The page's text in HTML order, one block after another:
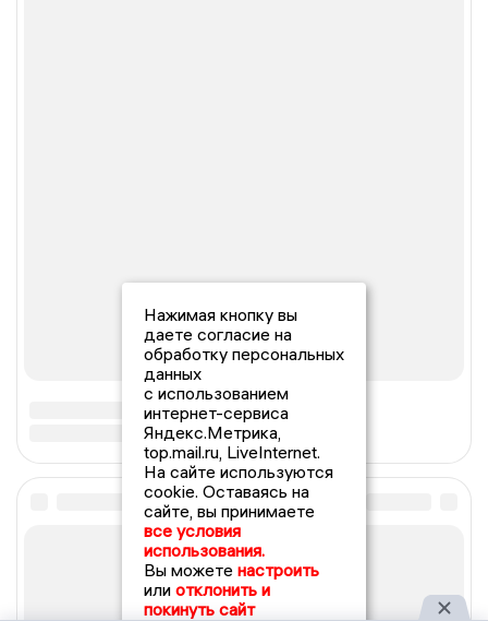
Нажимая кнопку вы
даете согласие на
обработку персональных
данных
с использованием
интернет-сервиса
Яндекс.Метрика,
top.mail.ru, LiveInternet.
На сайте используются
cookie. Оставаясь на
сайте, вы принимаете
все условия
использования.
Вы можете настроить
или отклонить и
покинуть сайт